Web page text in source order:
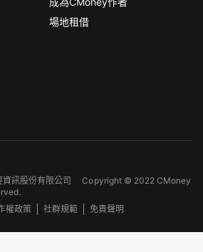
場地租借
資訊股份有限公司Copyright © 2022 CMoney
權政策 社群規範 免責聲明